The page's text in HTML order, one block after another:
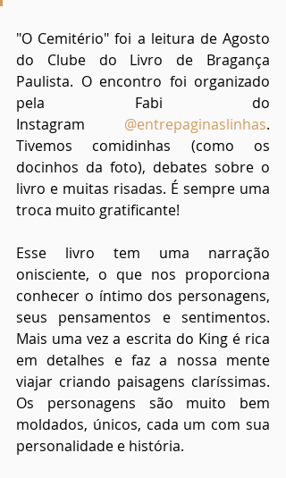
"O Cemitério" foi a leitura de Agosto
do Clube do Livro de Bragança
Paulista. O encontro foi organizado
pela Fabi do
Instagram @entrepaginaslinhas.
Tivemos comidinhas (como os
docinhos da foto), debates sobre o
livro e muitas risadas. É sempre uma
troca muito gratificante!
Esse livro tem uma narração
onisciente, o que nos proporciona
conhecer o íntimo dos personagens,
seus pensamentos e sentimentos.
Mais uma vez a escrita do King é rica
em detalhes e faz a nossa mente
viajar criando paisagens claríssimas.
Os personagens são muito bem
moldados, únicos, cada um com sua
personalidade e história.